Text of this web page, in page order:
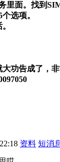
里面。找到
个选项。
大功告成了，
资料 短消